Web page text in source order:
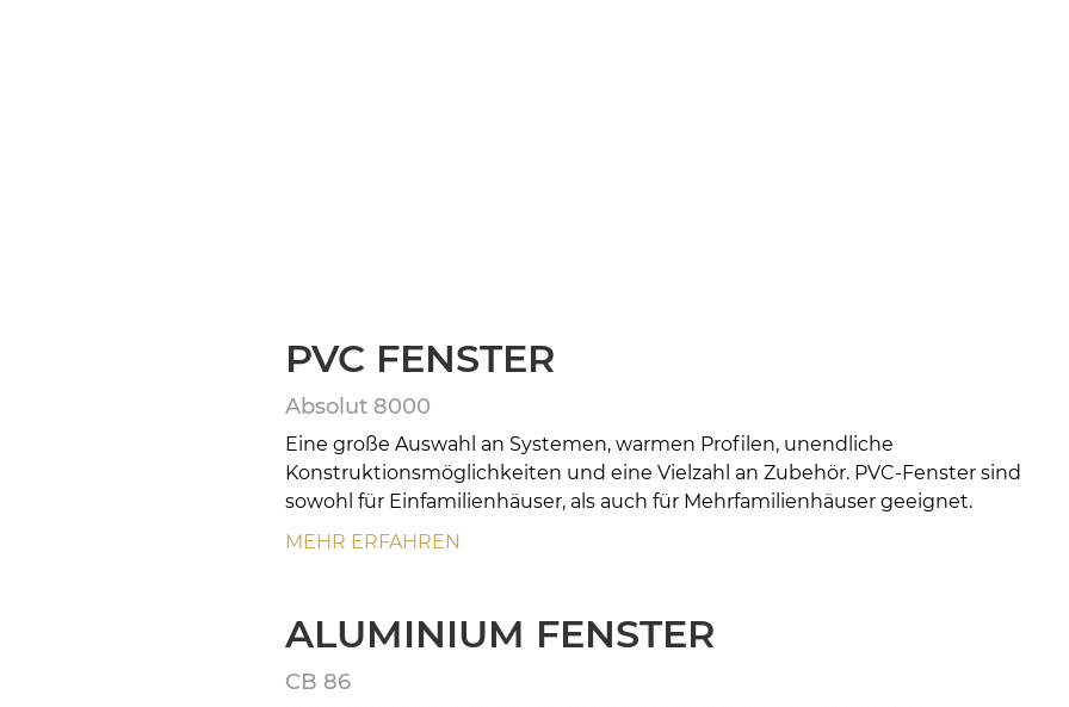
PVC FENSTER
Absolut 8000
Eine große Auswahl an Systemen, warmen Profilen, unendliche
Konstruktionsmöglichkeiten und eine Vielzahl an Zubehör. PVC-Fenster sind
sowohl für Einfamilienhäuser, als auch für Mehrfamilienhäuser geeignet.
MEHR ERFAHREN
ALUMINIUM FENSTER
CB 86